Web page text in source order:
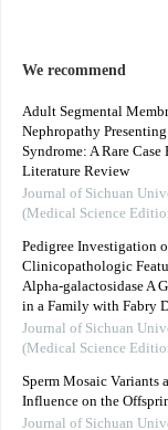
We recommend
Adult Segmental
Nephropathy
Syndrome: A Rare Case
Literature Review
Journal of Sichuan
(Medical Science
Pedigree Investigation
Clinicopathologic
Alpha-galactosidase A
in a Family with Fabry
Journal of Sichuan
(Medical Science
Sperm Mosaic Variants
Influence on the
Journal of Sichuan